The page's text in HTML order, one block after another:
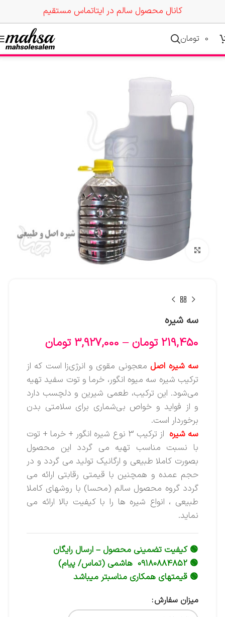
کانال محصول سالم در ایتاتماس مستقیم
0 تومان
بزرگنمایی تصویر
سه شیره
219,450 تومان –
3,927,000 تومان
سه شیره اصل معجونی مقوی و انرژی‌زا است که از
ترکیب شیره سه میوه انگور، خرما و توت سفید تهیه
می‌شود. این ترکیب، طعمی شیرین و دلچسب دارد
و از فواید و خواص بی‌شماری برای سلامتی بدن
برخوردار است.
سه شیره
از ترکیب 3 نوع شیره انگور + خرما + توت
با نسبت مناسب تهیه می گردد این محصول
بصورت کاملا طبیعی و ارگانیک تولید می گردد و در
حجم عمده و همچنین با قیمتی رقابتی ارائه می
گردد گروه محصول سالم (محسا) با روشهای کاملا
طبیعی ، انواع شیره ها را با کیفیت بالا ارائه می
نماید.
🟢 کیفیت تضمینی محصول – ارسال رایگان
🟢 09180884852 هاشمی (تماس/ پیام)
🟢 قیمتهای همکاری مناسبتر میباشد
میزان سفارش